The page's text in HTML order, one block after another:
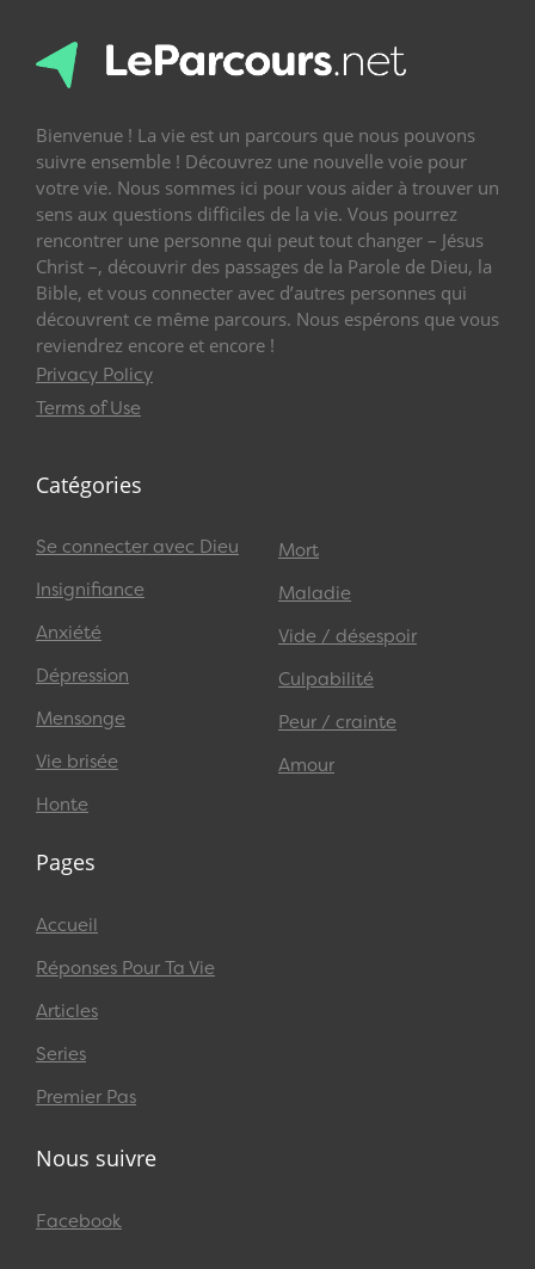
Bienvenue ! La vie est un parcours que nous pouvons
suivre ensemble ! Découvrez une nouvelle voie pour
votre vie. Nous sommes ici pour vous aider à trouver un
sens aux questions difficiles de la vie. Vous pourrez
rencontrer une personne qui peut tout changer – Jésus
Christ –, découvrir des passages de la Parole de Dieu, la
Bible, et vous connecter avec d’autres personnes qui
découvrent ce même parcours. Nous espérons que vous
reviendrez encore et encore !
Privacy Policy
Terms of Use
Catégories
Se connecter avec Dieu
Insignifiance
Anxiété
Dépression
Mensonge
Vie brisée
Honte
Mort
Maladie
Vide / désespoir
Culpabilité
Peur / crainte
Amour
Pages
Accueil
Réponses Pour Ta Vie
Articles
Series
Premier Pas
Nous suivre
Facebook